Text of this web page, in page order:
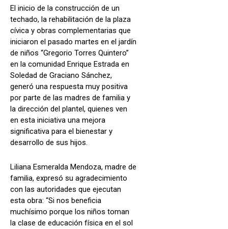
El inicio de la construcción de un
techado, la rehabilitación de la plaza
cívica y obras complementarias que
iniciaron el pasado martes en el jardín
de niños “Gregorio Torres Quintero”
en la comunidad Enrique Estrada en
Soledad de Graciano Sánchez,
generó una respuesta muy positiva
por parte de las madres de familia y
la dirección del plantel, quienes ven
en esta iniciativa una mejora
significativa para el bienestar y
desarrollo de sus hijos.
Liliana Esmeralda Mendoza, madre de
familia, expresó su agradecimiento
con las autoridades que ejecutan
esta obra: “Si nos beneficia
muchísimo porque los niños toman
la clase de educación física en el sol